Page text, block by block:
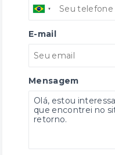
E-mail
Mensagem